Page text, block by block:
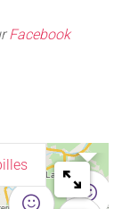
Facebook